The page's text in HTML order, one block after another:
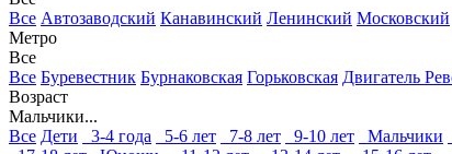
Все Автозаводский Канавинский Ленинский Московский
Метро
Все
Все Буревестник Бурнаковская Горьковская Двигатель
Возраст
Мальчики...
Все Дети 3-4 года 5-6 лет 7-8 лет 9-10 лет Мальчики